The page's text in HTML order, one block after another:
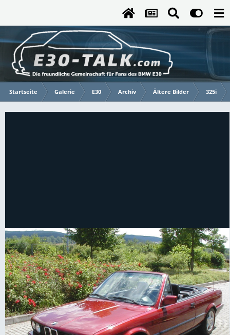
Startseite Galerie E30 Archiv Ältere Bilder 325i